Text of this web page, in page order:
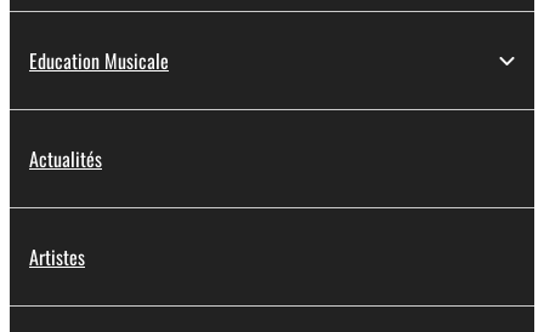
Education Musicale
Actualités
Artistes